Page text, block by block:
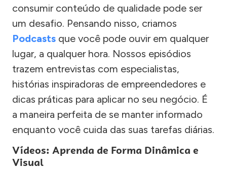
consumir conteúdo de qualidade pode ser
um desafio. Pensando nisso, criamos
Podcasts que você pode ouvir em qualquer
lugar, a qualquer hora. Nossos episódios
trazem entrevistas com especialistas,
histórias inspiradoras de empreendedores e
dicas práticas para aplicar no seu negócio. É
a maneira perfeita de se manter informado
enquanto você cuida das suas tarefas diárias.
Vídeos: Aprenda de Forma Dinâmica e
Visual